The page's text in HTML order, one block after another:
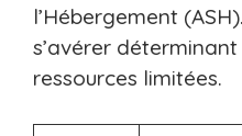
l’Hébergement
s’avérer
ressources limitées.